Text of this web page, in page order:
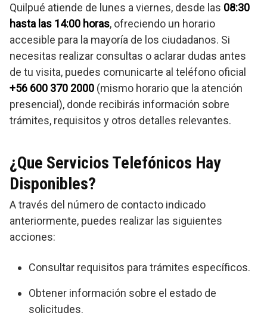
Quilpué atiende de lunes a viernes, desde las 08:30
hasta las 14:00 horas, ofreciendo un horario
accesible para la mayoría de los ciudadanos. Si
necesitas realizar consultas o aclarar dudas antes
de tu visita, puedes comunicarte al teléfono oficial
+56 600 370 2000 (mismo horario que la atención
presencial), donde recibirás información sobre
trámites, requisitos y otros detalles relevantes.
¿Que Servicios Telefónicos Hay
Disponibles?
A través del número de contacto indicado
anteriormente, puedes realizar las siguientes
acciones:
Consultar requisitos para trámites específicos.
Obtener información sobre el estado de
solicitudes.